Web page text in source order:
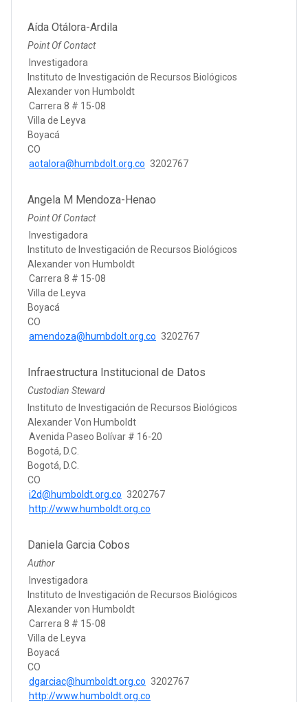
Aída Otálora-Ardila
Point Of Contact
Investigadora
Instituto de Investigación de Recursos Biológicos
Alexander von Humboldt
Carrera 8 # 15-08
Villa de Leyva
Boyacá
CO
aotalora@humbdolt.org.co 3202767
Angela M Mendoza-Henao
Point Of Contact
Investigadora
Instituto de Investigación de Recursos Biológicos
Alexander von Humboldt
Carrera 8 # 15-08
Villa de Leyva
Boyacá
CO
amendoza@humbdolt.org.co 3202767
Infraestructura Institucional de Datos
Custodian Steward
Instituto de Investigación de Recursos Biológicos
Alexander Von Humboldt
Avenida Paseo Bolívar # 16-20
Bogotá, D.C.
Bogotá, D.C.
CO
i2d@humboldt.org.co 3202767
http://www.humboldt.org.co
Daniela Garcia Cobos
Author
Investigadora
Instituto de Investigación de Recursos Biológicos
Alexander von Humboldt
Carrera 8 # 15-08
Villa de Leyva
Boyacá
CO
dgarciac@humboldt.org.co 3202767
http://www.humboldt.org.co